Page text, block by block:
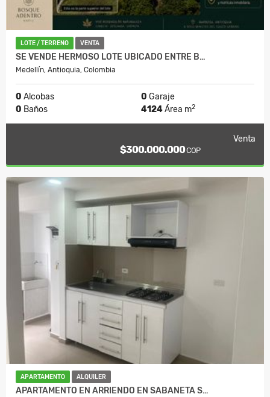
LOTE / TERRENO VENTA
SE VENDE HERMOSO LOTE UBICADO ENTRE B…
Medellín, Antioquia, Colombia
0 Alcobas 0 Garaje
0 Baños 4124Área m2
Venta
$300.000.000COP
APARTAMENTO ALQUILER
APARTAMENTO EN ARRIENDO EN SABANETA S…